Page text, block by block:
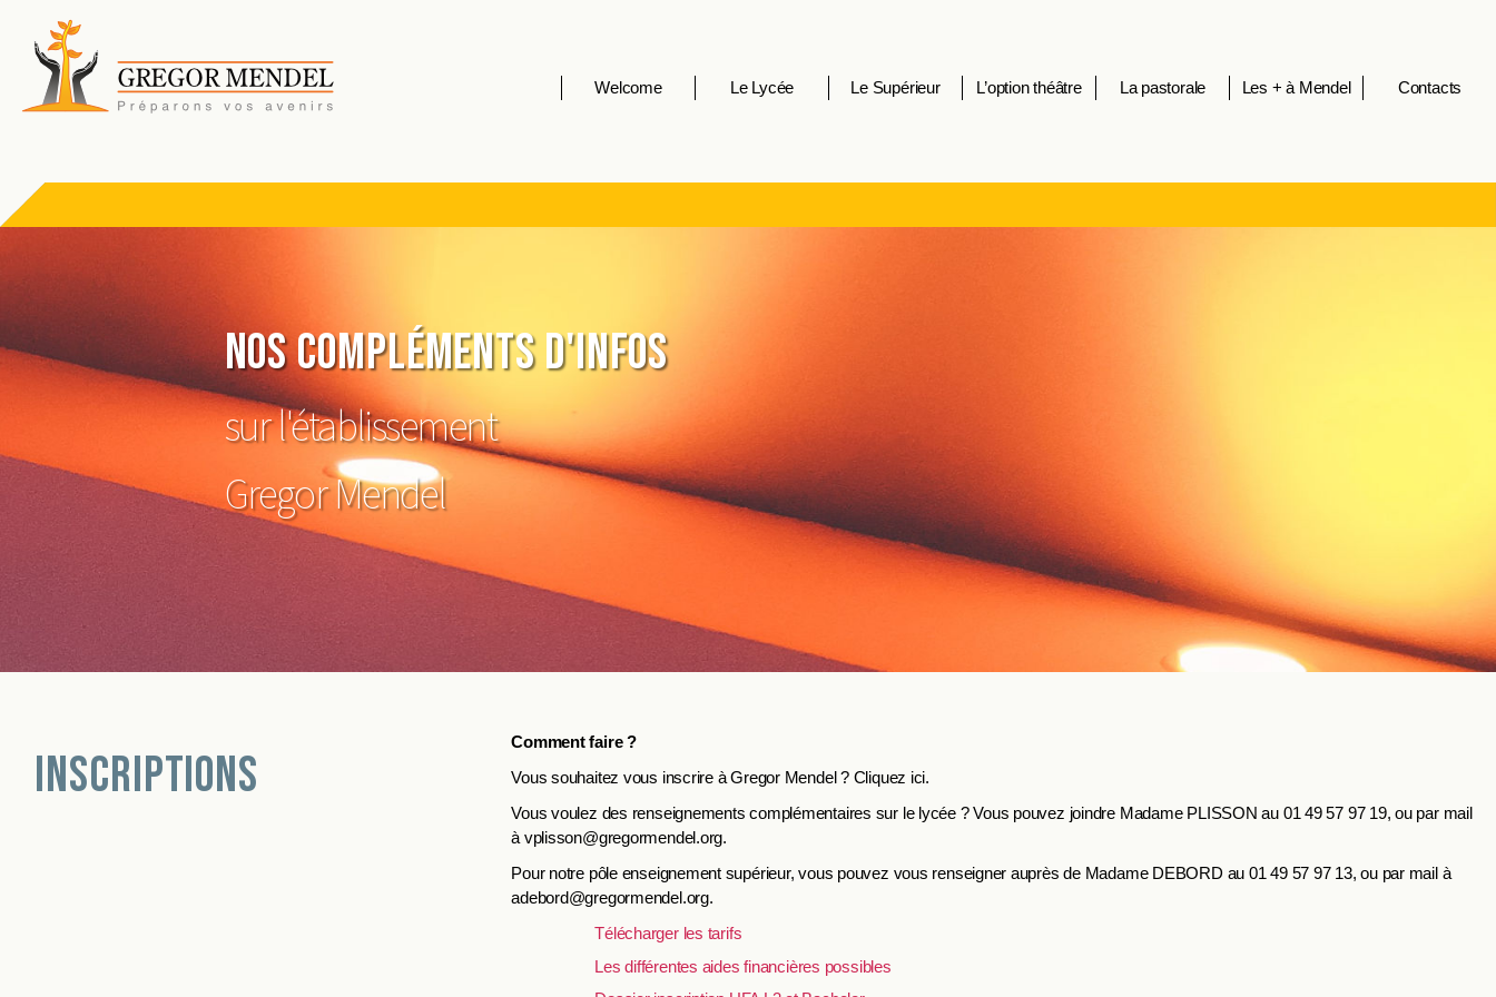
Welcome Le Lycée Le Supérieur L’option théâtre La pastorale Les + à Mendel Contacts
Nos compléments d'infos
sur l'établissement
Gregor Mendel
Inscriptions
Comment faire ?
Vous souhaitez vous inscrire à Gregor Mendel ? Cliquez ici.
Vous voulez des renseignements complémentaires sur le lycée ? Vous pouvez joindre Madame PLISSON au 01 49 57 97 19, ou par mail
à vplisson@gregormendel.org.
Pour notre pôle enseignement supérieur, vous pouvez vous renseigner auprès de Madame DEBORD au 01 49 57 97 13, ou par mail à
adebord@gregormendel.org.
Télécharger les tarifs
Les différentes aidesfinancières possibles